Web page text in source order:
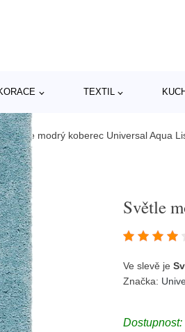
TEXTIL
/Světle modrý koberec Universal Aqua
Světle
Ve slevě je
Značka:
Dostupnost: